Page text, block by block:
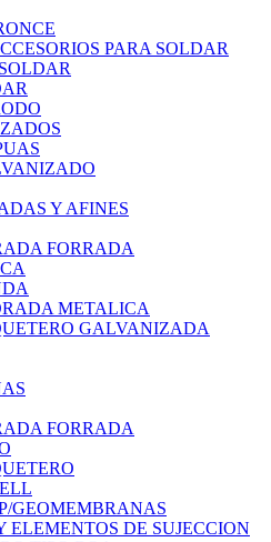
PARA SOLDAR
Y AFINES
FORRADA
METALICA
GALVANIZADA
FORRADA
GEOMEMBRANAS
ELEMENTOS DE SUJECCION